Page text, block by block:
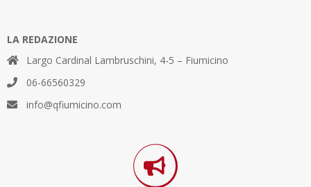
LA REDAZIONE
Largo Cardinal Lambruschini, 4-5 – Fiumicino
06-66560329
info@qfiumicino.com